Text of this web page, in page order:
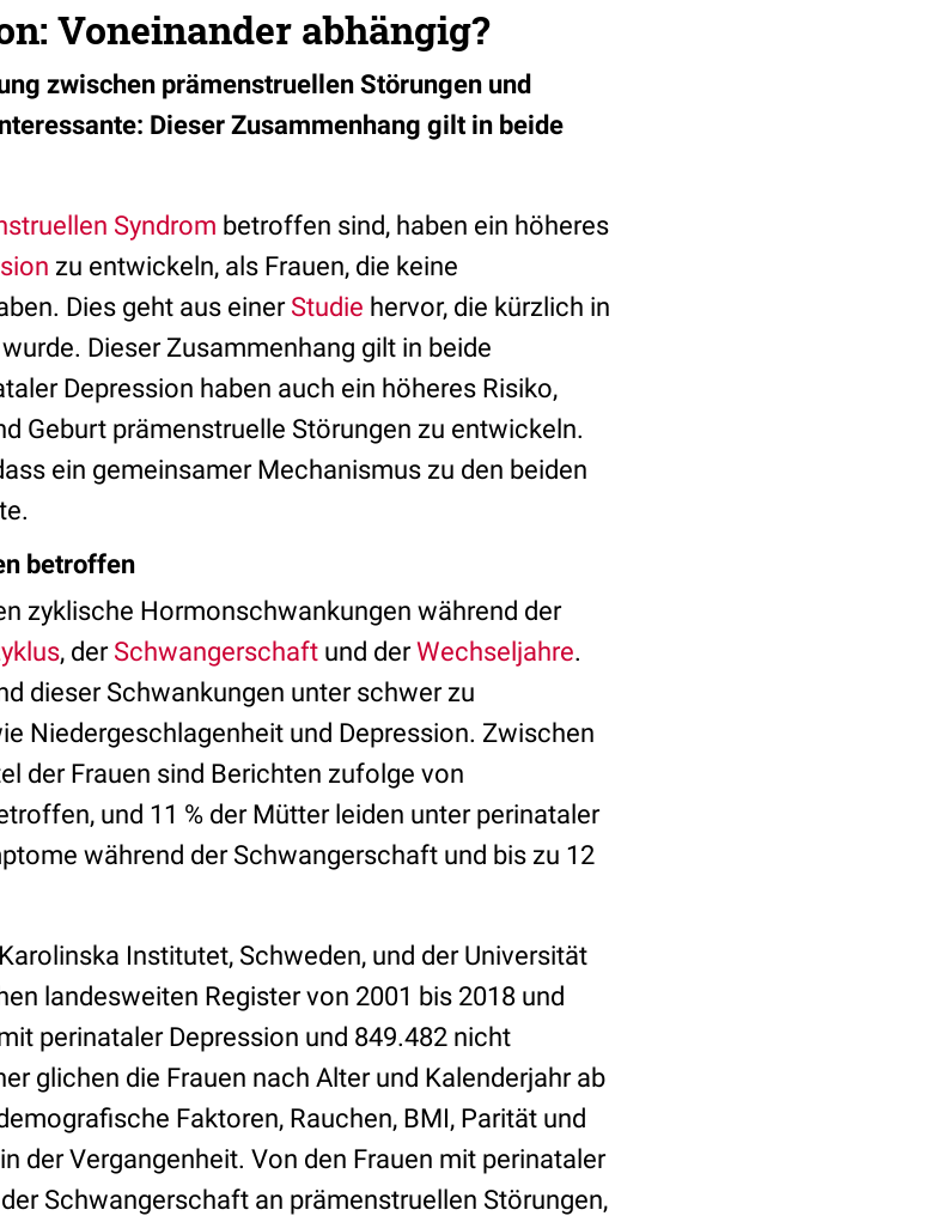
Voneinander abhängig?
zwischen prämenstruellen Störungen und
Dieser Zusammenhang gilt in beide
Syndrom betroffen sind, haben ein höheres
zu entwickeln, als Frauen, die keine
Dies geht aus einer Studie hervor, die kürzlich in
Dieser Zusammenhang gilt in beide
Depression haben auch ein höheres Risiko,
Geburt prämenstruelle Störungen zu entwickeln.
ein gemeinsamer Mechanismus zu den beiden
betroffen
zyklische Hormonschwankungen während der
, der Schwangerschaft und derWechseljahre.
dieser Schwankungen unter schwer zu
Niedergeschlagenheit und Depression. Zwischen
der Frauen sind Berichten zufolge von
und 11 % der Mütter leiden unter perinataler
während der Schwangerschaft und bis zu 12
Institutet, Schweden, und der Universität
landesweiten Register von 2001 bis 2018 und
perinataler Depression und 849.482 nicht
glichen die Frauen nach Alter und Kalenderjahr ab
Faktoren, Rauchen, BMI, Parität und
der Vergangenheit. Von den Frauen mit perinataler
Schwangerschaft an prämenstruellen Störungen,